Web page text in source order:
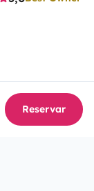
Reservar